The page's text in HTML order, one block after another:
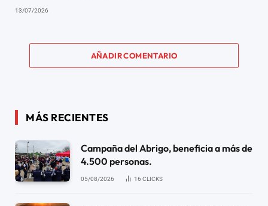
13/07/2026
AÑADIR COMENTARIO
MÁS RECIENTES
Campaña del Abrigo, beneficia a más de
4.500 personas.
05/08/2026 16 CLICKS